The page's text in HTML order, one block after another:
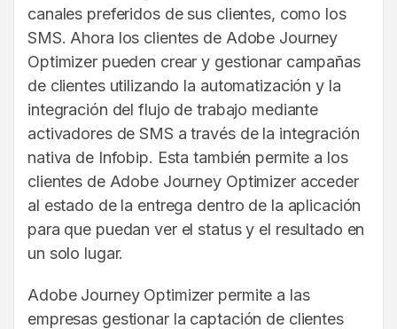
canales preferidos de sus clientes, como los
SMS. Ahora los clientes de Adobe Journey
Optimizer pueden crear y gestionar campañas
de clientes utilizando la automatización y la
integración del flujo de trabajo mediante
activadores de SMS a través de la integración
nativa de Infobip. Esta también permite a los
clientes de Adobe Journey Optimizer acceder
al estado de la entrega dentro de la aplicación
para que puedan ver el status y el resultado en
un solo lugar.
Adobe Journey Optimizer permite a las
empresas gestionar la captación de clientes